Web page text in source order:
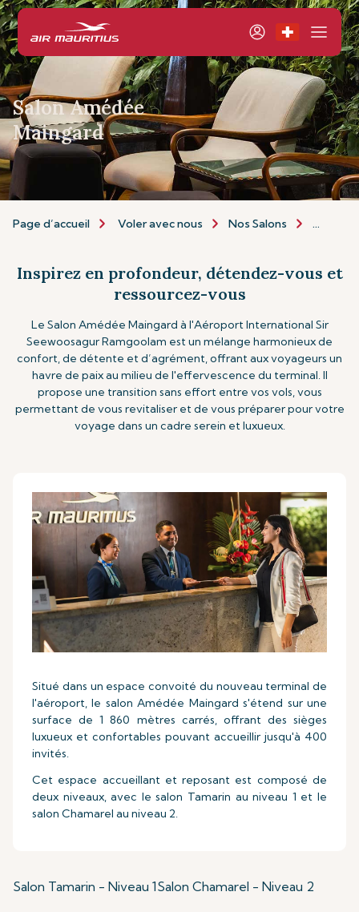
Salon Amédée
Maingard
Page d’accueil Voler avec nous Nos Salons Le
Inspirez en profondeur, détendez-vous et
ressourcez-vous
Le Salon Amédée Maingard à l'Aéroport International Sir
Seewoosagur Ramgoolam est un mélange harmonieux de
confort, de détente et d’agrément, offrant aux voyageurs un
havre de paix au milieu de l'effervescence du terminal. Il
propose une transition sans effort entre vos vols, vous
permettant de vous revitaliser et de vous préparer pour votre
voyage dans un cadre serein et luxueux.
Situé dans un espace convoité du nouveau terminal de
l'aéroport, le salon Amédée Maingard s'étend sur une
surface de 1 860 mètres carrés, offrant des sièges
luxueux et confortables pouvant accueillir jusqu'à 400
invités.
Cet espace accueillant et reposant est composé de
deux niveaux, avec le salon Tamarin au niveau 1 et le
salon Chamarel au niveau 2.
Salon Tamarin - Niveau 1Salon Chamarel - Niveau 2